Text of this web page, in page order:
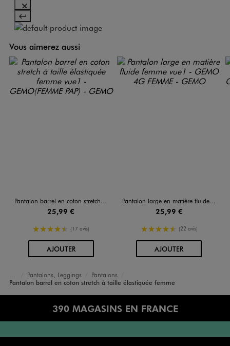
Vous aimerez aussi
Pantalon barrel en coton stretch à taille élastiquée femme
25,99 €
4.5/5 de moyenne
(17 avis)
AJOUTERAU PANIER
Pantalon large en matière fluide femme
25,99 €
4.5/5 de moyenne
(22 avis)
AJOUTERAU PANIER
Accueil
Femme
Vêtements
Pantalons, Leggings
Pantalons
Pantalon barrel en coton stretch à taille élastiquée femme
390 MAGASINS EN FRANCE